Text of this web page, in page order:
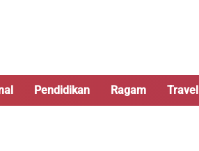
Pendidikan Ragam Travel